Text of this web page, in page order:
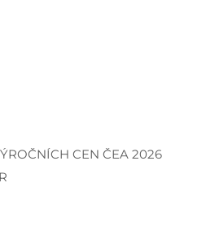
CEN ČEA 2026